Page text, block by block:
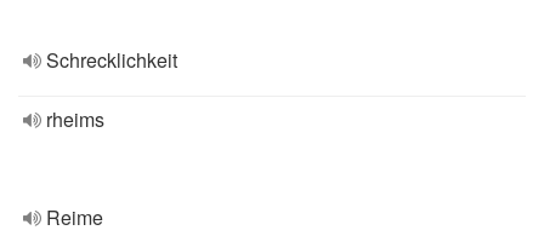
Schrecklichkeit
rheims
Reime